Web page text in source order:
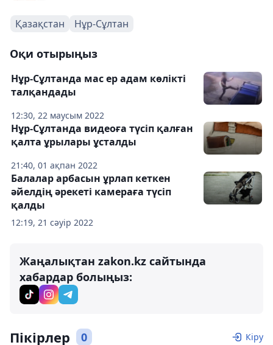
Қазақстан Нұр-Сұлтан
Оқи отырыңыз
12:30, 22 маусым 2022
Нұр-Сұлтанда мас ер адам көлікті
талқандады
21:40, 01 ақпан 2022
Нұр-Сұлтанда видеоға түсіп қалған
қалта ұрылары ұсталды
12:19, 21 сәуір 2022
Балалар арбасын ұрлап кеткен
әйелдің әрекеті камераға түсіп
қалды
Жаңалықтан zakon.kz сайтында
хабардар болыңыз:
Пікірлер 0 Кіру